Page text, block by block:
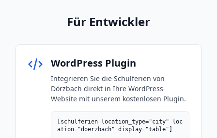
Für Entwickler
WordPress Plugin
Integrieren Sie die Schulferien von
Dörzbach direkt in Ihre WordPress-
Website mit unserem kostenlosen Plugin.
[schulferien location_type="city" loc
ation="doerzbach" display="table"]